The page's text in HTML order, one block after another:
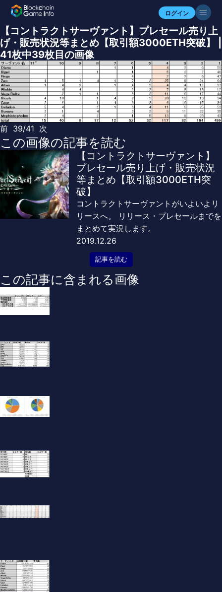
ログイン
【コントラクトサーヴァント】プレセール売り上
げ・販売状況等まとめ【取引額3000ETH突破】 |
41枚中39枚目の画像
前 39/41 次
この画像の記事を読む
【コントラクトサーヴァント】
プレセール売り上げ・販売状況
等まとめ【取引額3000ETH突
破】
コントラクトサーヴァントがいよいよリ
リースへ。 リリース・プレセールまでを
まとめて実況します。
2019.12.26
記事を読む
この記事に含まれる画像